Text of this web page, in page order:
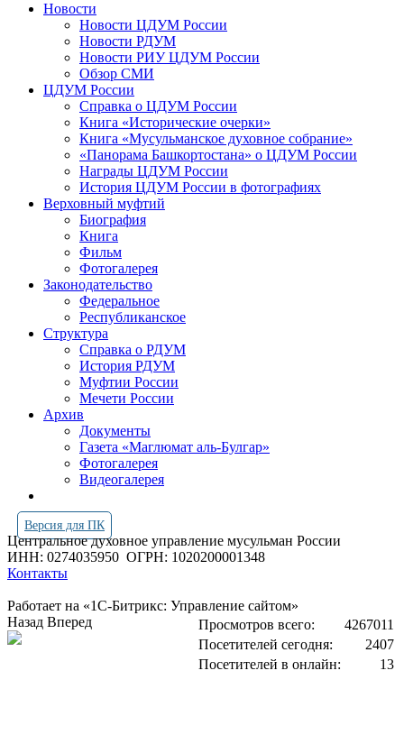
Новости
Новости ЦДУМ России
Новости РДУМ
Новости РИУ ЦДУМ России
Обзор СМИ
ЦДУМ России
Справка о ЦДУМ России
Книга «Исторические очерки»
Книга «Мусульманское духовное собрание»
«Панорама Башкортостана» о ЦДУМ России
Награды ЦДУМ России
История ЦДУМ России в фотографиях
Верховный муфтий
Биография
Книга
Фильм
Фотогалерея
Законодательство
Федеральное
Республиканское
Структура
Справка о РДУМ
История РДУМ
Муфтии России
Мечети России
Архив
Документы
Газета «Маглюмат аль-Булгар»
Фотогалерея
Видеогалерея
Версия для ПК
Центральное духовное управление мусульман России
ИНН: 0274035950 ОГРН: 1020200001348
Контакты
Работает на «1С-Битрикс: Управление сайтом»
Просмотров всего:
4267011
Посетителей сегодня:
2407
Посетителей в онлайн:
13
Назад Вперед